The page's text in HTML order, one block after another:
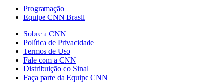
Programação
Equipe CNN Brasil
Sobre a CNN
Política de Privacidade
Termos de Uso
Fale com a CNN
Distribuição do Sinal
Faça parte da Equipe CNN